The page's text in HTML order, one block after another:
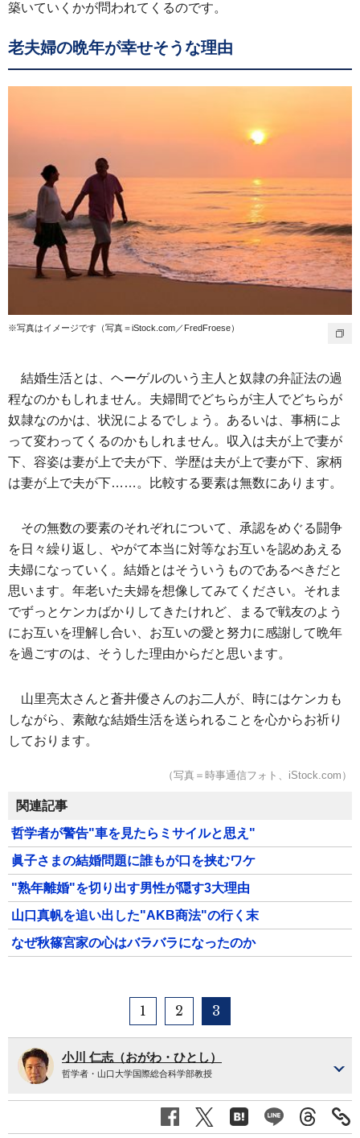
築いていくかが問われてくるのです。
老夫婦の晩年が幸せそうな理由
※写真はイメージです（写真＝iStock.com／FredFroese）
結婚生活とは、ヘーゲルのいう主人と奴隷の弁証法の過
程なのかもしれません。夫婦間でどちらが主人でどちらが
奴隷なのかは、状況によるでしょう。あるいは、事柄によ
って変わってくるのかもしれません。収入は夫が上で妻が
下、容姿は妻が上で夫が下、学歴は夫が上で妻が下、家柄
は妻が上で夫が下……。比較する要素は無数にあります。
その無数の要素のそれぞれについて、承認をめぐる闘争
を日々繰り返し、やがて本当に対等なお互いを認めあえる
夫婦になっていく。結婚とはそういうものであるべきだと
思います。年老いた夫婦を想像してみてください。それま
でずっとケンカばかりしてきたけれど、まるで戦友のよう
にお互いを理解し合い、お互いの愛と努力に感謝して晩年
を過ごすのは、そうした理由からだと思います。
山里亮太さんと蒼井優さんのお二人が、時にはケンカも
しながら、素敵な結婚生活を送られることを心からお祈り
しております。
（写真＝時事通信フォト、iStock.com）
関連記事
哲学者が警告"車を見たらミサイルと思え"
眞子さまの結婚問題に誰もが口を挟むワケ
"熟年離婚"を切り出す男性が隠す3大理由
山口真帆を追い出した"AKB商法"の行く末
なぜ秋篠宮家の心はバラバラになったのか
1 2 3
小川 仁志（おがわ・ひとし）
哲学者・山口大学国際総合科学部教授